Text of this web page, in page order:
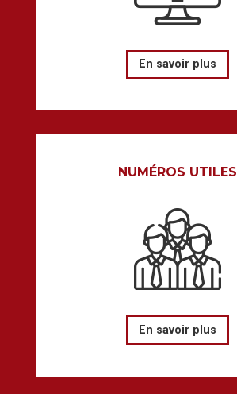
En savoir plus
NUMÉROS UTILES
En savoir plus